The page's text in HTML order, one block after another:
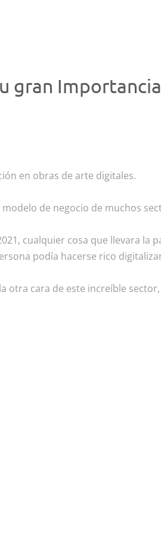
gran Importancia
en obras de arte digitales.
de negocio de muchos
cualquier cosa que llevara la
podía hacerse rico
otra cara de este increíble